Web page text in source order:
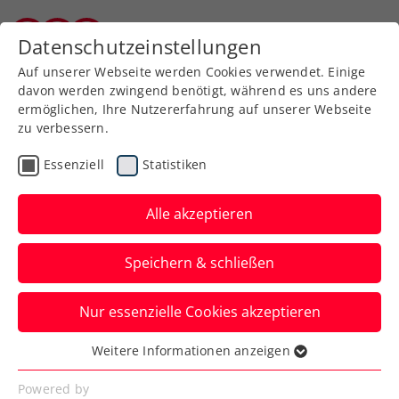
Zurück zur Newsübersicht
ATP
ATP Paris: Davis-Cup-
Asse Erler und Miedler
bereits in Hochform
Beide stehen beim ATP-Masters-1000-
Event in Frankreich mit ihren Partnern
bereits im Viertelfinale.
Verfasst von: KURIER / Manuel Wachta, 30.10.2025
Datenschutzeinstellungen
Auf unserer Webseite werden Cookies verwendet. Einige
davon werden zwingend benötigt, während es uns andere
ermöglichen, Ihre Nutzererfahrung auf unserer Webseite
zu verbessern.
Essenziell Statistiken
Alle akzeptieren
Speichern & schließen
Nur essenzielle Cookies akzeptieren
Essenziell
Essenzielle Cookies werden für grundlegende
Weitere Informationen anzeigen
Powered by